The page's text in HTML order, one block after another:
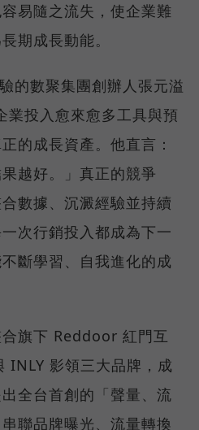
易隨之流失，使企業難
期成長動能。
的數聚集團創辦人張元溢
業投入愈來愈多工具與預
的成長資產。他直言：
越好。」真正的競爭
數據、沉澱經驗並持續
次行銷投入都成為下一
斷學習、自我進化的成
旗下 Reddoor 紅門互
INLY 影領三大品牌，成
全台首創的「聲量、流
聯品牌曝光、流量轉換